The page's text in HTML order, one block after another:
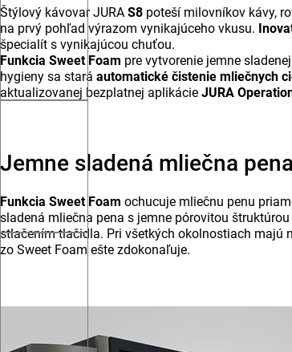
Štýlový kávovar JURA S8 poteší milovníkov kávy,
na prvý pohľad výrazom vynikajúceho vkusu.
špecialít s vynikajúcou chuťou.
Funkcia Sweet Foam pre vytvorenie jemne
hygieny sa stará automatické čistenie mliečnych
aktualizovanej bezplatnej aplikácie JURA
Jemne sladená mliečna
Funkcia Sweet Foam ochucuje mliečnu penu
sladená mliečna pena s jemne pórovitou
stlačením tlačidla. Pri všetkých okolnostiach majú
zo Sweet Foam ešte zdokonaľuje.